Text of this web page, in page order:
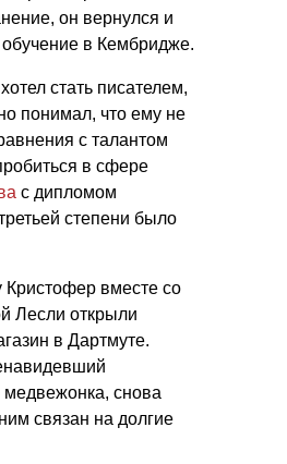
он вернулся и
в Кембридже.
стать писателем,
понимал, что ему не
с талантом
в сфере
с дипломом
степени было
Кристофер вместе со
Лесли открыли
в Дартмуте.
снова
связан на долгие